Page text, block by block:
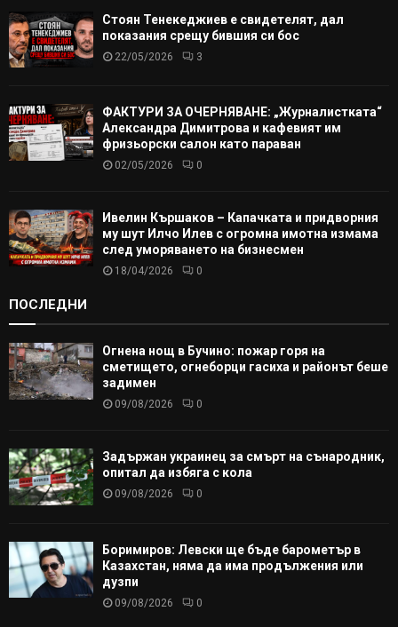
Стоян Тенекеджиев е свидетелят, дал
показания срещу бившия си бос
22/05/2026 3
ФАКТУРИ ЗА ОЧЕРНЯВАНЕ: „Журналистката“
Александра Димитрова и кафевият им
фризьорски салон като параван
02/05/2026 0
Ивелин Кършаков – Капачката и придворния
му шут Илчо Илев с огромна имотна измама
след уморяването на бизнесмен
18/04/2026 0
ПОСЛЕДНИ
Огнена нощ в Бучино: пожар горя на
сметището, огнеборци гасиха и районът беше
задимен
09/08/2026 0
Задържан украинец за смърт на сънародник,
опитал да избяга с кола
09/08/2026 0
Боримиров: Левски ще бъде барометър в
Казахстан, няма да има продължения или
дузпи
09/08/2026 0